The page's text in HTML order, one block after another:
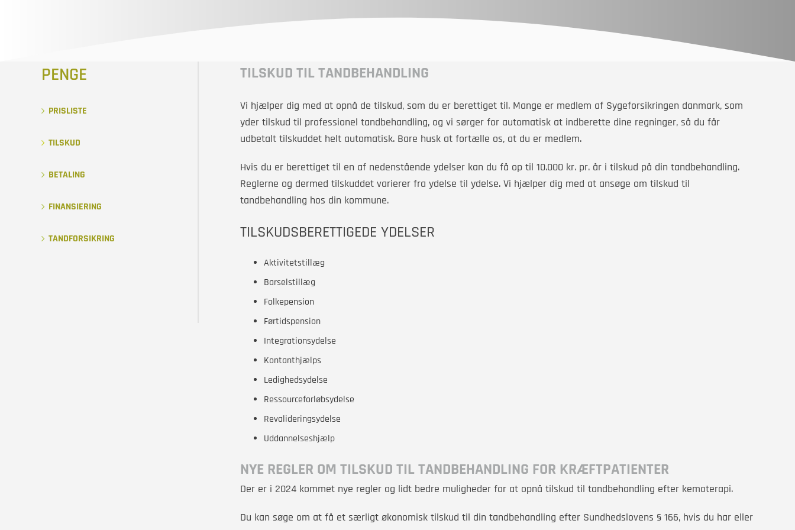
PENGE
PRISLISTE
TILSKUD
BETALING
FINANSIERING
TANDFORSIKRING
TILSKUD TIL TANDBEHANDLING
Vi hjælper dig med at opnå de tilskud, som du er berettiget til. Mange er medlem af Sygeforsikringen danmark, som
yder tilskud til professionel tandbehandling, og vi sørger for automatisk at indberette dine regninger, så du får
udbetalt tilskuddet helt automatisk. Bare husk at fortælle os, at du er medlem.
Hvis du er berettiget til en af nedenstående ydelser kan du få op til 10.000 kr. pr. år i tilskud på din tandbehandling.
Reglerne og dermed tilskuddet varierer fra ydelse til ydelse. Vi hjælper dig med at ansøge om tilskud til
tandbehandling hos din kommune.
TILSKUDSBERETTIGEDE YDELSER
Aktivitetstillæg
Barselstillæg
Folkepension
Førtidspension
Integrationsydelse
Kontanthjælps
Ledighedsydelse
Ressourceforløbsydelse
Revalideringsydelse
Uddannelseshjælp
NYE REGLER OM TILSKUD TIL TANDBEHANDLING FOR KRÆFTPATIENTER
Der er i 2024 kommet nye regler og lidt bedre muligheder for at opnå tilskud til tandbehandling efter kemoterapi.
Du kan søge om at få et særligt økonomisk tilskud til din tandbehandling efter Sundhedslovens § 166, hvis du har eller